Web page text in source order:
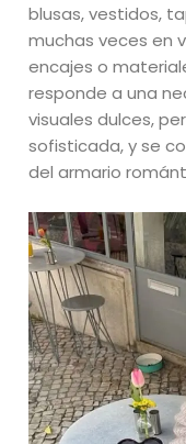
blusas, vestidos,
muchas veces en
encajes o
responde a una
visuales dulces,
sofisticada, y se
del armario